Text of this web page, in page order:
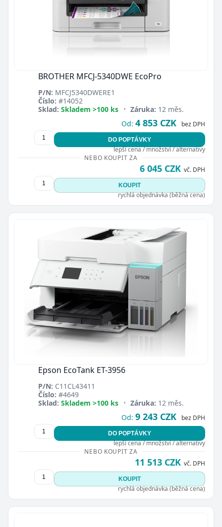
BROTHER MFCJ-5340DWE EcoPro
P/N: MFCJ5340DWERE1
Číslo: #14052
Sklad: Skladem >100 ks • Záruka: 12 měs.
Od: 4 853 CZK bez DPH
DO POPTÁVKY
lepší cena / množství / alternativy
NEBO KOUPIT ZA
6 045 CZK vč. DPH
KOUPIT
rychlá objednávka (běžná cena)
Epson EcoTank ET-3956
P/N: C11CL43411
Číslo: #4649
Sklad: Skladem >100 ks • Záruka: 12 měs.
Od: 9 243 CZK bez DPH
DO POPTÁVKY
lepší cena / množství / alternativy
NEBO KOUPIT ZA
11 513 CZK vč. DPH
KOUPIT
rychlá objednávka (běžná cena)